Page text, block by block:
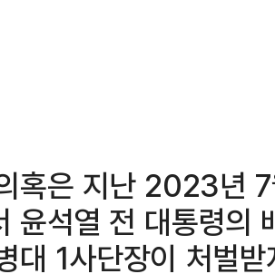
혹은 지난 2023년
윤석열 전 대통령의
대 1사단장이 처벌